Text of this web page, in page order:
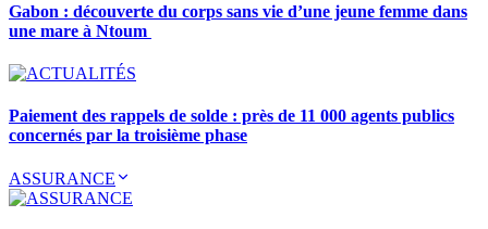
Gabon : découverte du corps sans vie d’une jeune femme dans
une mare à Ntoum
Paiement des rappels de solde : près de 11 000 agents publics
concernés par la troisième phase
ASSURANCE